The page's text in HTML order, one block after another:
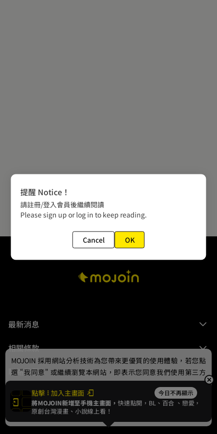
最新消息
相關條款
聯絡我們
© 2024 gamania Digital Entertainment Co., Ltd.
點擊 加入主畫面 今日不再顯示
將MOJOIN新增至手機主畫面，快速點開，BL、 百合 、戀愛，
原創台灣漫畫、小說線上看！
MOJOIN 採用網站分析技術為您帶來更優質的使用體驗，若您點
選 "我同意" 或繼續瀏覽本網站，即表示您同意我們使用第三方
Cookie，欲瞭解更多資訊請見隱私權政策。
我同意
提醒 Notice！
請註冊/登入會員後繼續閱讀
Please sign up or log in to keep reading.
Cancel OK